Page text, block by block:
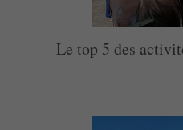
Le top 5 des